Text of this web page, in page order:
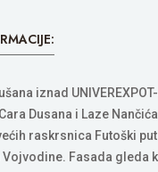
iznad
Dusana i Laze
raskrsnica Futoški
Fasada gleda